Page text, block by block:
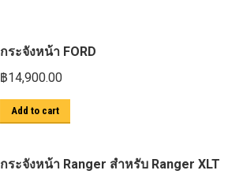
กระจังหน้า FORD
฿14,900.00
Add to cart
กระจังหน้า Ranger สำหรับ Ranger XLT